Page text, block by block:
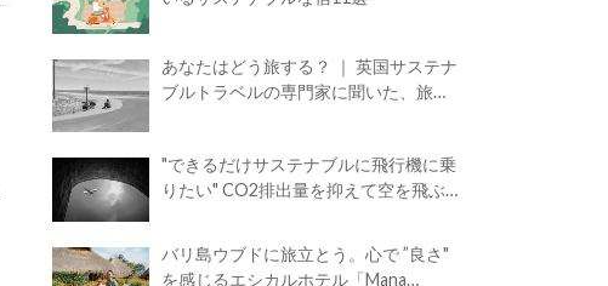
あなたはどう旅する？ ｜ 英国サステナ
ブルトラベルの専門家に聞いた、旅の
"できるだけサステナブルに飛行機に乗
りたい" CO2排出量を抑えて空を飛ぶ
バリ島ウブドに旅立とう。心で ”良さ"
を感じるエシカルホテル「Mana